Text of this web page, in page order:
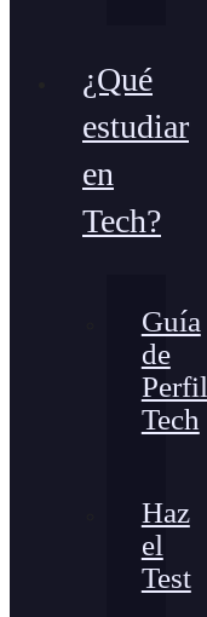
¿Qué
estudiar
en
Tech?
Guía
de
Tech
Haz
el
Test